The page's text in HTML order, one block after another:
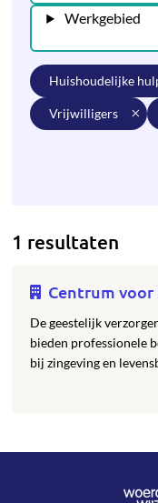
Werkgebied
huishoudelijke
vrijwilligers
1 resultaten
Centrum voor
De geestelijk
bieden professionele
bij zingeving en